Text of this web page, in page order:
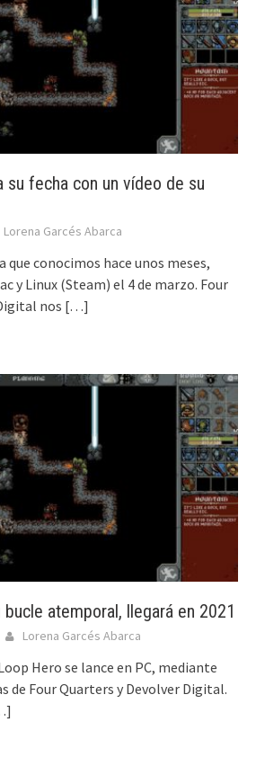
su fecha con un vídeo de su
Lorena Garcés Abarca
que conocimos hace unos meses,
y Linux (Steam) el 4 de marzo. Four
nos […]
atemporal, llegará en 2021
Lorena Garcés Abarca
Hero se lance en PC, mediante
de Four Quarters y Devolver Digital.